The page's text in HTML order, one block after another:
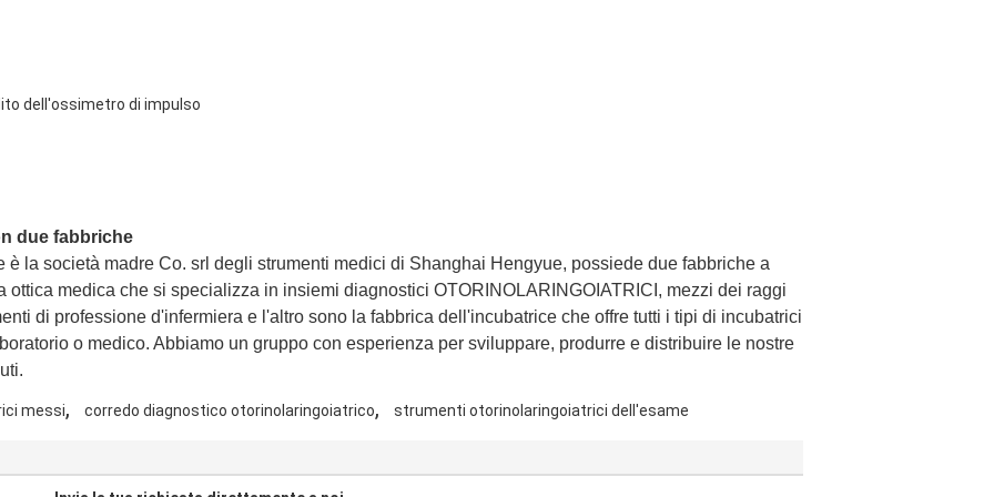
dell'ossimetro di impulso
due fabbriche
la società madre Co. srl degli strumenti medici di Shanghai Hengyue, possiede due fabbriche a
medica che si specializza in insiemi diagnostici OTORINOLARINGOIATRICI, mezzi dei raggi
di professione d'infermiera e l'altro sono la fabbrica dell'incubatrice che offre tutti i tipi di incubatrici
o medico. Abbiamo un gruppo con esperienza per sviluppare, produrre e distribuire le nostre
messi, corredo diagnostico otorinolaringoiatrico, strumenti otorinolaringoiatrici dell'esame